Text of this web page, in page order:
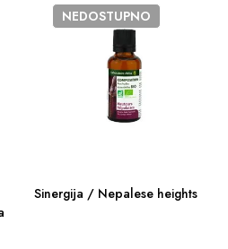
NEDOSTUPNO
Sinergija / Nepalese heights